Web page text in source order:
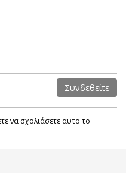
Συνδεθείτε
να σχολιάσετε αυτο το